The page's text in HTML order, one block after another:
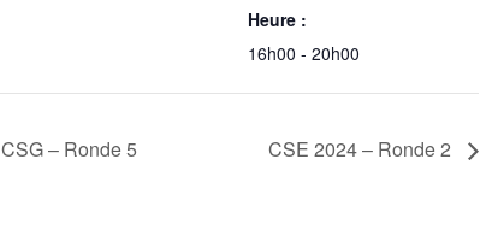
Heure :
16h00 - 20h00
CSG – Ronde 5 CSE 2024 – Ronde 2